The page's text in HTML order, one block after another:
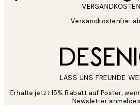
Versandkostenfrei
LASS UNS FREUNDE
Erhalte jetzt 15% Rabatt auf Poster,
Newsletter